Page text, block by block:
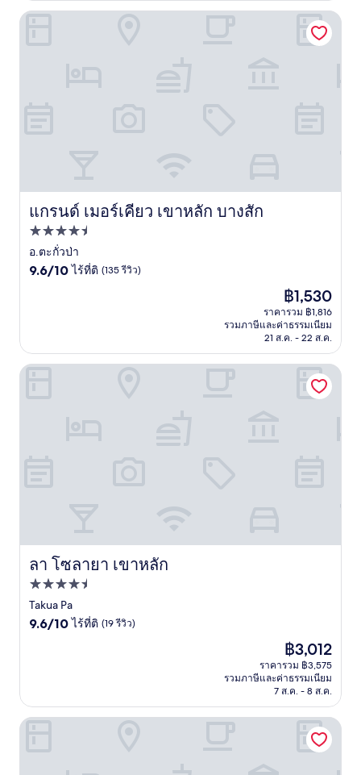
รีวิว)
แกรนด์ เมอร์เคียว เขาหลัก บางสัก
แกรนด์ เมอร์เคียว เขาหลัก บางสัก
ที่พัก
4.5
ดาว
อ.ตะกั่วป่า
9.6
(135
รีวิว)
9.6/10 ไร้ที่ติ (135 รีวิว)
ราคา
ปัจจุบัน
คือ
฿1,530
฿1,530
ราคารวม ฿1,816
รวมภาษีและค่าธรรมเนียม
21 ส.ค. - 22 ส.ค.
แกรนด์ เมอร์เคียว เขาหลัก บางสัก
ลา โซลายา เขาหลัก
ลา โซลายา เขาหลัก
ที่พัก
4.5
ดาว
Takua Pa
9.6
(19
รีวิว)
9.6/10 ไร้ที่ติ (19 รีวิว)
ราคา
ปัจจุบัน
คือ
฿3,012
฿3,012
ราคารวม ฿3,575
รวมภาษีและค่าธรรมเนียม
7 ส.ค. - 8 ส.ค.
ลา โซลายา เขาหลัก
บางมราฮิลล์